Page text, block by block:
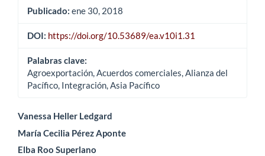
Publicado: ene 30, 2018
DOI: https://doi.org/10.53689/ea.v10i1.31
Palabras clave:
Agroexportación, Acuerdos comerciales, Alianza del
Pacífico, Integración, Asia Pacífico
Contenido
principal
Vanessa Heller Ledgard
María Cecilia Pérez Aponte
Elba Roo Superlano